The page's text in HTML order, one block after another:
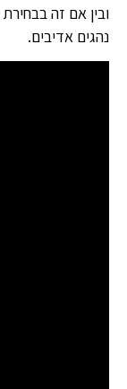
ובין אם זה
נהגים אדיבים.